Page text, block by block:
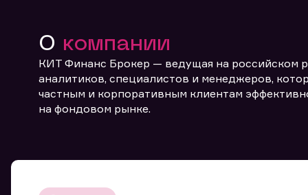
О компании
КИТ Финанс Брокер — ведущая на российском
аналитиков, специалистов и менеджеров,
частным и корпоративным клиентам
на фондовом рынке.